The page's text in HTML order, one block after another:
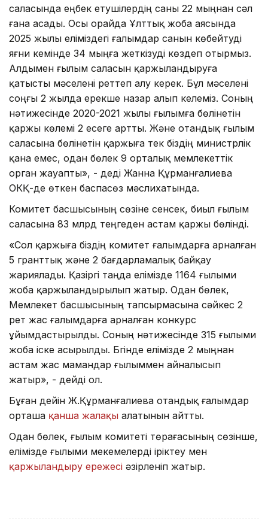
саласында еңбек етушілердің саны 22 мыңнан сәл
ғана асады. Осы орайда Ұлттық жоба аясында
2025 жылы еліміздегі ғалымдар санын көбейтуді
яғни кемінде 34 мыңға жеткізуді көздеп отырмыз.
Алдымен ғылым саласын қаржыландыруға
қатысты мәселені реттеп алу керек. Бұл мәселені
соңғы 2 жылда ерекше назар алып келеміз. Соның
нәтижесінде 2020-2021 жылы ғылымға бөлінетін
қаржы көлемі 2 есеге артты. Және отандық ғылым
саласына бөлінетін қаржыға тек біздің министрлік
қана емес, одан бөлек 9 орталық мемлекеттік
орган жауапты», - деді Жанна Құрманғалиева
ОКҚ-де өткен баспасөз мәслихатында.
Комитет басшысының сөзіне сенсек, биыл ғылым
саласына 83 млрд теңгеден астам қаржы бөлінді.
«Сол қаржыға біздің комитет ғалымдарға арналған
5 гранттық және 2 бағдарламалық байқау
жариялады. Қазіргі таңда елімізде 1164 ғылыми
жоба қаржыландырылып жатыр. Одан бөлек,
Мемлекет басшысының тапсырмасына сәйкес 2
рет жас ғалымдарға арналған конкурс
ұйымдастырылды. Соның нәтижесінде 315 ғылыми
жоба іске асырылды. Бүгінде елімізде 2 мыңнан
астам жас мамандар ғылыммен айналысып
жатыр», - дейді ол.
Бұған дейін Ж.Құрманғалиева отандық ғалымдар
орташа қанша жалақы алатынын айтты.
Одан бөлек, ғылым комитеті төрағасының сөзінше,
елімізде ғылыми мекемелерді іріктеу мен
қаржыландыру ережесі әзірленіп жатыр.